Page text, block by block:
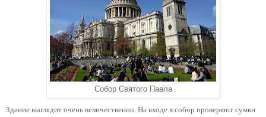
Собор Святого Павла
Здание выглядит очень величественно. На входе в собор проверяют сумки